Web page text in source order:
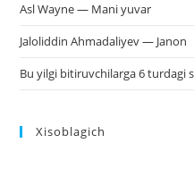
Asl Wayne — Mani yuvar
Jaloliddin Ahmadaliyev — Janon
Bu yilgi bitiruvchilarga 6 turdagi
Xisoblagich